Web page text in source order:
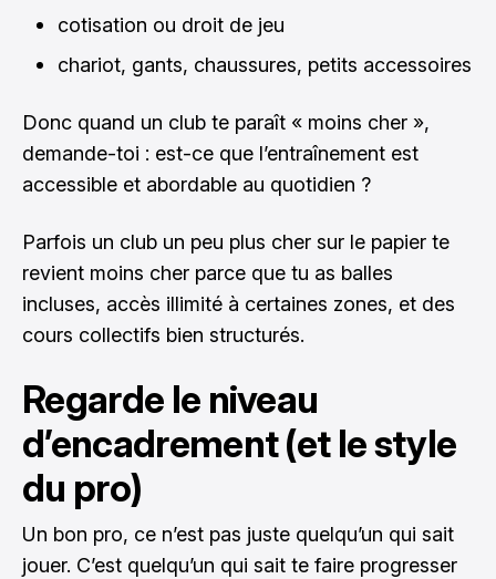
cotisation ou droit de jeu
chariot, gants, chaussures, petits accessoires
Donc quand un club te paraît « moins cher »,
demande-toi : est-ce que l’entraînement est
accessible et abordable au quotidien ?
Parfois un club un peu plus cher sur le papier te
revient moins cher parce que tu as balles
incluses, accès illimité à certaines zones, et des
cours collectifs bien structurés.
Regarde le niveau
d’encadrement (et le style
du pro)
Un bon pro, ce n’est pas juste quelqu’un qui sait
jouer. C’est quelqu’un qui sait te faire progresser